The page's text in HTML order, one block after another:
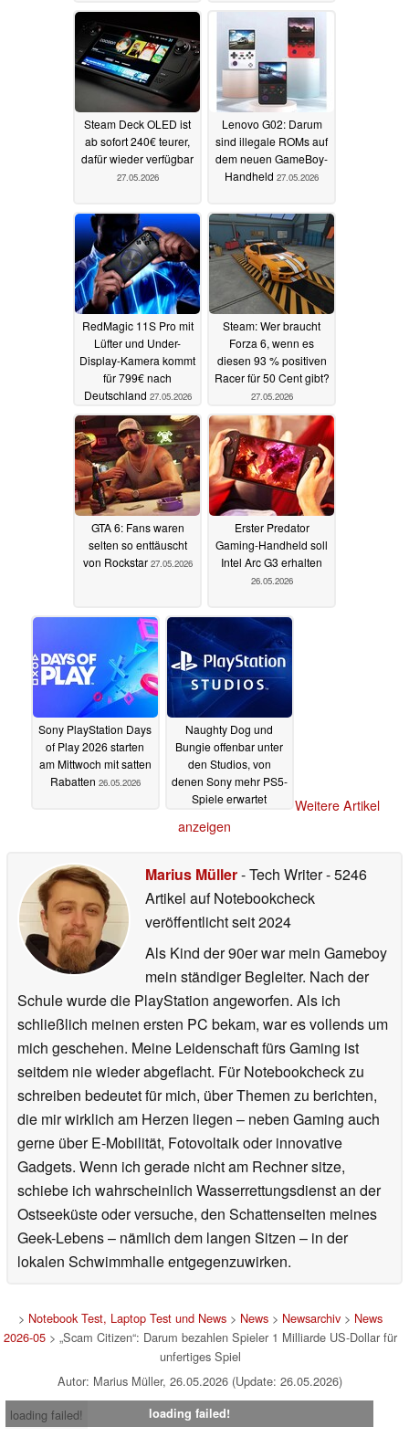
Steam Deck OLED ist
ab sofort 240€ teurer,
dafür wieder verfügbar
27.05.2026
Lenovo G02: Darum
sind illegale ROMs auf
dem neuen GameBoy-
Handheld 27.05.2026
RedMagic 11S Pro mit
Lüfter und Under-
Display-Kamera kommt
für 799€ nach
Deutschland 27.05.2026
Steam: Wer braucht
Forza 6, wenn es
diesen 93 % positiven
Racer für 50 Cent gibt?
27.05.2026
GTA 6: Fans waren
selten so enttäuscht
von Rockstar 27.05.2026
Erster Predator
Gaming-Handheld soll
Intel Arc G3 erhalten
26.05.2026
Sony PlayStation Days
of Play 2026 starten
am Mittwoch mit satten
Rabatten 26.05.2026
Naughty Dog und
Bungie offenbar unter
den Studios, von
denen Sony mehr PS5-
Spiele erwartet
Weitere Artikel
anzeigen
Marius Müller- Tech Writer- 5246
Artikel auf Notebookcheck
veröffentlichtseit 2024
Als Kind der 90er war mein Gameboy
mein ständiger Begleiter. Nach der
Schule wurde die PlayStation angeworfen. Als ich
schließlich meinen ersten PC bekam, war es vollends um
mich geschehen. Meine Leidenschaft fürs Gaming ist
seitdem nie wieder abgeflacht. Für Notebookcheck zu
schreiben bedeutet für mich, über Themen zu berichten,
die mir wirklich am Herzen liegen – neben Gaming auch
gerne über E-Mobilität, Fotovoltaik oder innovative
Gadgets. Wenn ich gerade nicht am Rechner sitze,
schiebe ich wahrscheinlich Wasserrettungsdienst an der
Ostseeküste oder versuche, den Schattenseiten meines
Geek-Lebens – nämlich dem langen Sitzen – in der
lokalen Schwimmhalle entgegenzuwirken.
> Notebook Test, Laptop Test und News> News> Newsarchiv> News
2026-05> „Scam Citizen“: Darum bezahlen Spieler 1 Milliarde US-Dollar für
unfertiges Spiel
Autor: Marius Müller, 26.05.2026 (Update: 26.05.2026)
loading failed!
loading failed!